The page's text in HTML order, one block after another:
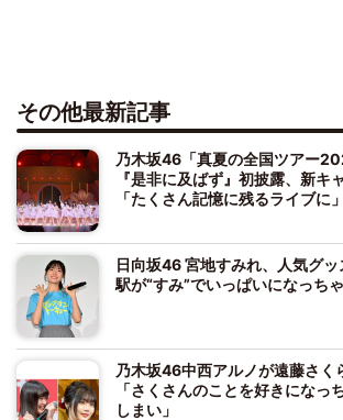
その他最新記事
乃木坂46「真夏の全国ツアー
『是非に及ばず』初披露、新キ
「たくさん記憶に残るライブに」
日向坂46 宮地すみれ、人気グ
駅が“すみ”でいっぱいになっちゃ
乃木坂46中西アルノが遠藤さく
「さくさんのことを好きになっ
しまい」